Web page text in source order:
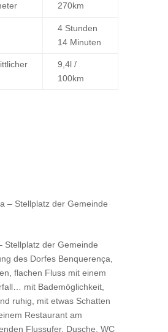
270km
4 Stunden
14 Minuten
9,4l /
100km
Stellplatz der Gemeinde
des Dorfes Benquerença,
flachen Fluss mit einem
mit Bademöglichkeit,
ruhig, mit etwas Schatten
Restaurant am
Flussufer. Dusche, WC